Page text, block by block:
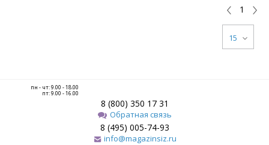
1
15
пн - чт: 9.00 - 18.00
пт: 9.00 - 16.00
8 (800) 350 17 31
Обратная связь
8 (495) 005-74-93
info@magazinsiz.ru